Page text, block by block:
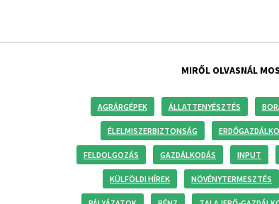
MIRŐL OLVASNÁL
AGRÁRGÉPEK ÁLLATTENYÉSZTÉS
ÉLELMISZERBIZTONSÁG
FELDOLGOZÁS GAZDÁLKODÁS INPUT
KÜLFÖLDI HÍREK NÖVÉNYTERMESZTÉS